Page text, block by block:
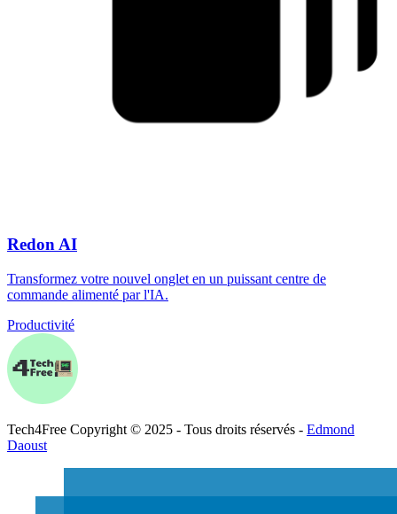
Redon AI
Transformez votre nouvel onglet en un puissant centre de
commande alimenté par l'IA.
Productivité
Tech4Free Copyright © 2025 - Tous droits réservés - Edmond
Daoust